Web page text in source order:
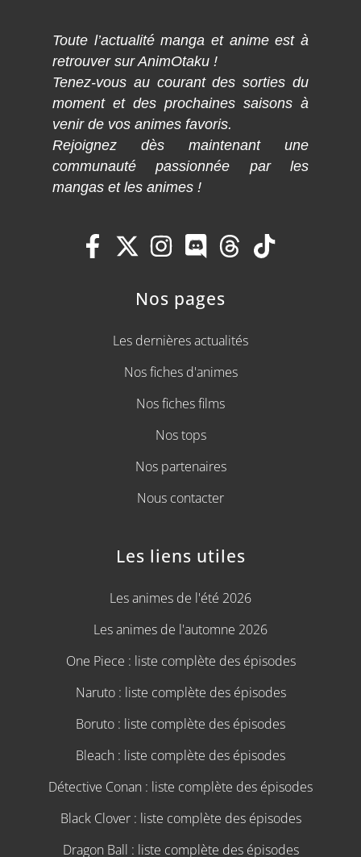
Toute l’actualité manga et anime est à
retrouver sur AnimOtaku !
Tenez-vous au courant des sorties du
moment et des prochaines saisons à
venir de vos animes favoris.
Rejoignez dès maintenant une
communauté passionnée par les
mangas et les animes !
Nos pages
Les dernières actualités
Nos fiches d'animes
Nos fiches films
Nos tops
Nos partenaires
Nous contacter
Les liens utiles
Les animes de l'été 2026
Les animes de l'automne 2026
One Piece : liste complète des épisodes
Naruto : liste complète des épisodes
Boruto : liste complète des épisodes
Bleach : liste complète des épisodes
Détective Conan : liste complète des épisodes
Black Clover : liste complète des épisodes
Dragon Ball : liste complète des épisodes